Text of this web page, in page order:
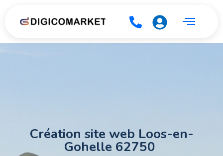
Création site web Loos-en-
Gohelle 62750